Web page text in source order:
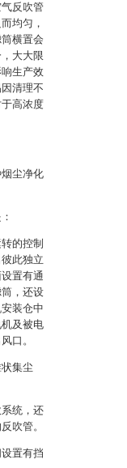
反吹管
均匀，
横置会
大大限
生产效
清理不
高浓度
尘净化
的控制
此独立
置有通
，还设
装仓中
及被电
口。
集尘
统，还
吹管。
置有挡